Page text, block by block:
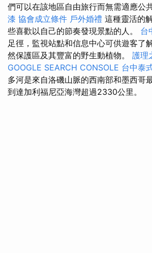
們可以在該地區自由旅行而無需適應公
漆 協會成立條件 戶外婚禮 這種靈活的
些喜歡以自己的節奏發現景點的人。 台
足徑，監視站點和信息中心可供遊客了
然保護區及其豐富的野生動植物。 護理
GOOGLE SEARCH CONSOLE 台中泰
多河是來自洛磯山脈的西南部和墨西哥
到達加利福尼亞海灣超過2330公里。